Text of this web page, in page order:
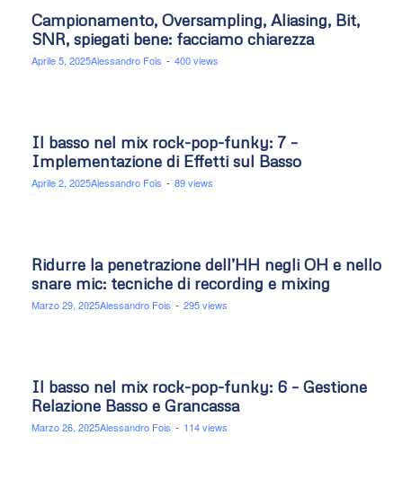
Campionamento, Oversampling, Aliasing, Bit,
SNR, spiegati bene: facciamo chiarezza
Aprile 5, 2025Alessandro Fois - 400 views
Il basso nel mix rock-pop-funky: 7 –
Implementazione di Effetti sul Basso
Aprile 2, 2025Alessandro Fois - 89 views
Ridurre la penetrazione dell’HH negli OH e nello
snare mic: tecniche di recording e mixing
Marzo 29, 2025Alessandro Fois - 295 views
Il basso nel mix rock-pop-funky: 6 – Gestione
Relazione Basso e Grancassa
Marzo 26, 2025Alessandro Fois - 114 views